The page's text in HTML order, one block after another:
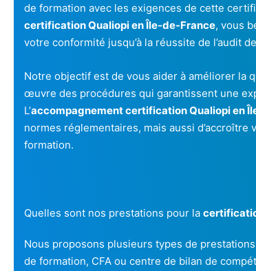
de formation avec les exigences de cette
certification Qualiopi en Île-de-France, vous
votre conformité jusqu’à la réussite de l’audit
Notre objectif est de vous aider à améliorer la
œuvre des procédures qui garantissent une
L’accompagnement certification Qualiopi en
normes réglementaires, mais aussi
formation.
Quelles sont nos prestations pour la
Nous proposons plusieurs types de
de formation, CFA ou centre de bilan de